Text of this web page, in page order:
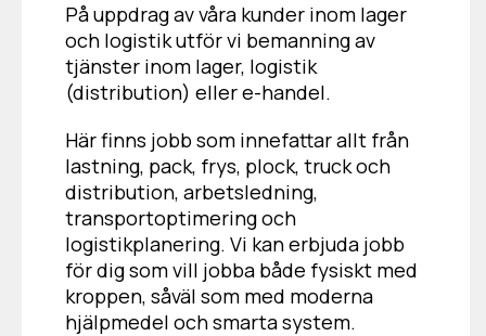
På uppdrag av våra kunder inom lager
och logistik utför vi bemanning av
tjänster inom lager, logistik
(distribution) eller e-handel.
Här finns jobb som innefattar allt från
lastning, pack, frys, plock, truck och
distribution, arbetsledning,
transportoptimering och
logistikplanering. Vi kan erbjuda jobb
för dig som vill jobba både fysiskt med
kroppen, såväl som med moderna
hjälpmedel och smarta system.